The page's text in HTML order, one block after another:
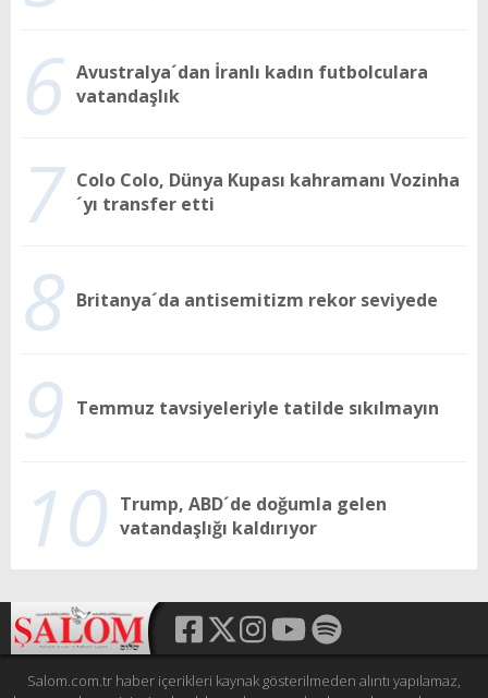
6 Avustralya´dan İranlı kadın futbolculara
vatandaşlık
7 Colo Colo, Dünya Kupası kahramanı Vozinha
´yı transfer etti
8 Britanya´da antisemitizm rekor seviyede
9 Temmuz tavsiyeleriyle tatilde sıkılmayın
10 Trump, ABD´de doğumla gelen
vatandaşlığı kaldırıyor
Salom.com.tr haber içerikleri kaynak gösterilmeden alıntı yapılamaz,